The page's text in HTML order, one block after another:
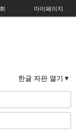
마이페이지
한글 자판 열기